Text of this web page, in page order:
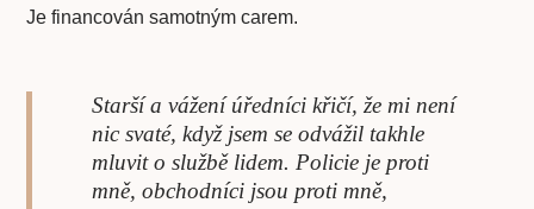
Je financován samotným carem.
Starší a vážení úředníci křičí, že mi není
nic svaté, když jsem se odvážil takhle
mluvit o službě lidem. Policie je proti
mně, obchodníci jsou proti mně,